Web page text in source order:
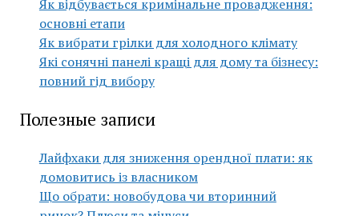
Як відбувається кримінальне провадження:
основні етапи
Як вибрати грілки для холодного клімату
Які сонячні панелі кращі для дому та бізнесу:
повний гід вибору
Полезные записи
Лайфхаки для зниження орендної плати: як
домовитись із власником
Що обрати: новобудова чи вторинний